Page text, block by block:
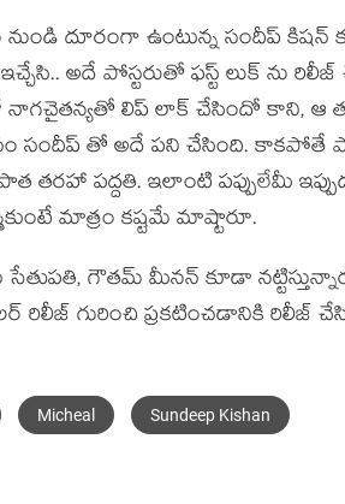
దూరంగా ఉంటున్న సందీప్ కిషన్
అదే పోస్టరుతో ఫస్ట్ లుక్ ను
లిప్ లాక్ చేసిందో కాని, ఆ
సందీప్ తో అదే పని చేసింది. కాకపోతే
పద్దతి. ఇలాంటి పప్పులేమీ
మాత్రం కష్టమే మాష్టారూ.
గౌతమ్ మీనన్ కూడా
రిలీజ్ గురించి ప్రకటించడానికి రిలీజ్
Micheal Sundeep Kishan